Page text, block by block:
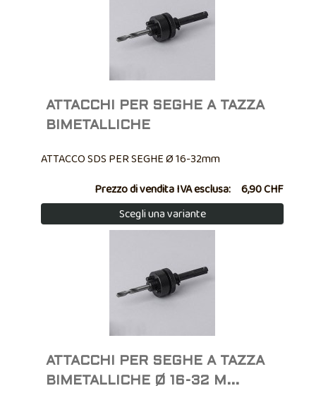
ATTACCHI PER SEGHE A TAZZA
BIMETALLICHE
ATTACCO SDS PER SEGHE Ø 16-32mm
Prezzo di vendita IVA esclusa: 6,90 CHF
Scegli una variante
ATTACCHI PER SEGHE A TAZZA
BIMETALLICHE Ø 16-32 M...